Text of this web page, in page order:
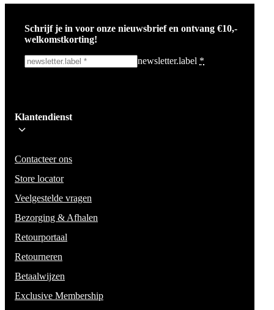
Schrijf je in voor onze nieuwsbrief en ontvang €10,-
welkomstkorting!
newsletter.label *
Wees op de hoogte voor het laatste nieuws, campagnes en acties. We
mail niet delen en geen spam verzenden.
Klantendienst
Contacteer ons
Store locator
Veelgestelde vragen
Bezorging & Afhalen
Retourportaal
Retourneren
Betaalwijzen
Exclusive Membership